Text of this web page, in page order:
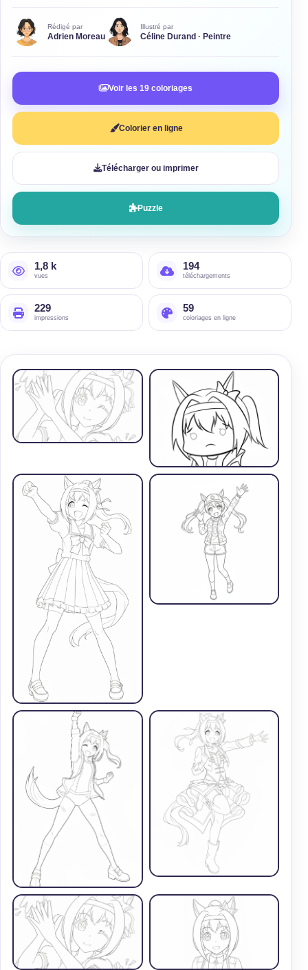
Rédigé par
Adrien Moreau
Illustré par
Céline Durand · Peintre
Voir les 19 coloriages
Colorier en ligne
Télécharger ou imprimer
Puzzle
1,8 k
vues
194
téléchargements
229
impressions
59
coloriages en ligne